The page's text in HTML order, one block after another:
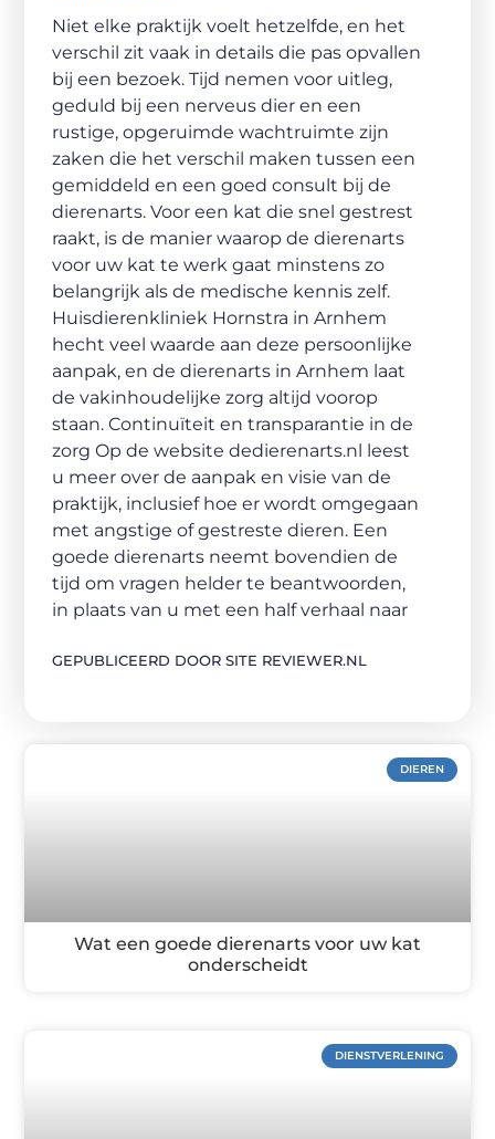
Niet elke praktijk voelt hetzelfde, en het
verschil zit vaak in details die pas opvallen
bij een bezoek. Tijd nemen voor uitleg,
geduld bij een nerveus dier en een
rustige, opgeruimde wachtruimte zijn
zaken die het verschil maken tussen een
gemiddeld en een goed consult bij de
dierenarts. Voor een kat die snel gestrest
raakt, is de manier waarop de dierenarts
voor uw kat te werk gaat minstens zo
belangrijk als de medische kennis zelf.
Huisdierenkliniek Hornstra in Arnhem
hecht veel waarde aan deze persoonlijke
aanpak, en de dierenarts in Arnhem laat
de vakinhoudelijke zorg altijd voorop
staan. Continuïteit en transparantie in de
zorg Op de website dedierenarts.nl leest
u meer over de aanpak en visie van de
praktijk, inclusief hoe er wordt omgegaan
met angstige of gestreste dieren. Een
goede dierenarts neemt bovendien de
tijd om vragen helder te beantwoorden,
in plaats van u met een half verhaal naar
GEPUBLICEERD DOOR SITE REVIEWER.NL
DIEREN
Wat een goede dierenarts voor uw kat
onderscheidt
DIENSTVERLENING